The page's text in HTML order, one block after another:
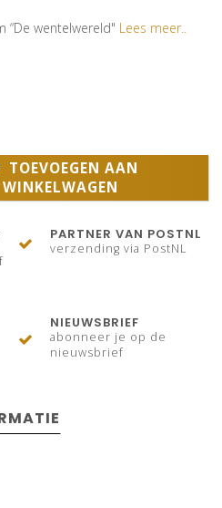
“De wentelwereld" Lees meer..
TOEVOEGEN AAN
WINKELWAGEN
PARTNER VAN POSTNL
verzending via PostNL
NIEUWSBRIEF
abonneer je op de
nieuwsbrief